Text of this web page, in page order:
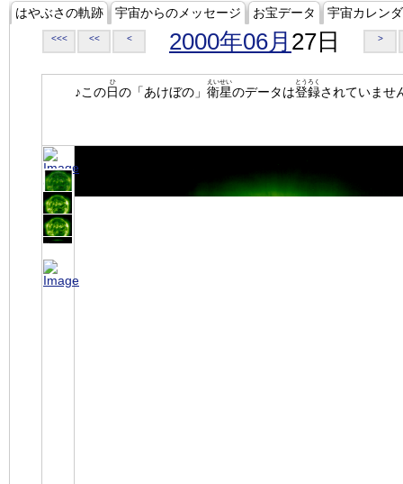
はやぶさの軌跡 宇宙からのメッセージ お宝データ 宇宙カレン
<<< << < 2000年06月 27日 >
♪この日
ひ
の「あけぼの」 衛星
えいせい
のデータは登録
とうろく
されていませ